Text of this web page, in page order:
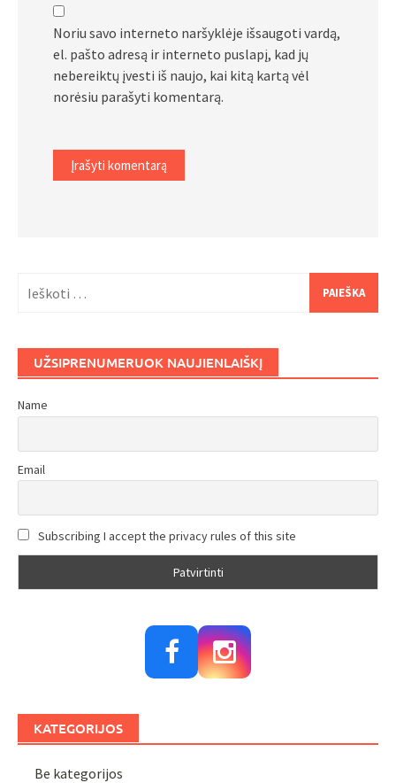
Noriu savo interneto naršyklėje išsaugoti vardą,
el. pašto adresą ir interneto puslapį, kad jų
nebereiktų įvesti iš naujo, kai kitą kartą vėl
norėsiu parašyti komentarą.
UŽSIPRENUMERUOK NAUJIENLAIŠKĮ
Name
Email
Subscribing I accept the privacy rules of this site
KATEGORIJOS
Be kategorijos